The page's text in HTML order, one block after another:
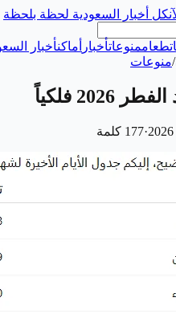
كل أخبار السعودية لحظة بلحظة
طعاممنوعاتأخبار أماكنأخبار
/منوعات
فلكياً
·
177 كلمة